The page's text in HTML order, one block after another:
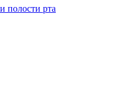
полости рта